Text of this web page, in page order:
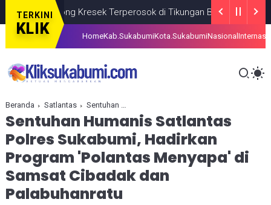
TERKINI
KLIK
Kantong Kresek Terperosok di Tikungan Bantarselang Cikidang
HomeKab.SukabumiKota.SukabumiNasional
Beranda Satlantas Sentuhan Humanis Satlantas Polres Sukabumi, Hadirkan Program 'Polantas Menyapa' di Samsat Cibadak dan Palabuhanratu
Sentuhan Humanis Satlantas
Polres Sukabumi, Hadirkan
Program 'Polantas Menyapa' di
Samsat Cibadak dan
Palabuhanratu